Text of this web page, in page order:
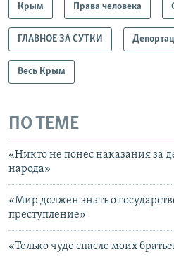
Крым Права человека
ГЛАВНОЕ ЗА СУТКИ
Весь Крым
ПО ТЕМЕ
«Никто не понес наказания за
народа»
«Мир должен знать о
преступление»
«Только чудо спасло моих